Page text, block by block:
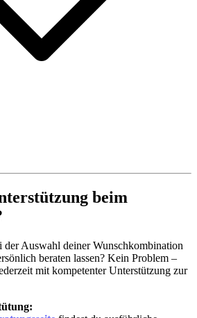
beim
der Auswahl deiner Wunschkombination
beraten lassen? Kein Problem –
mit kompetenter Unterstützung zur